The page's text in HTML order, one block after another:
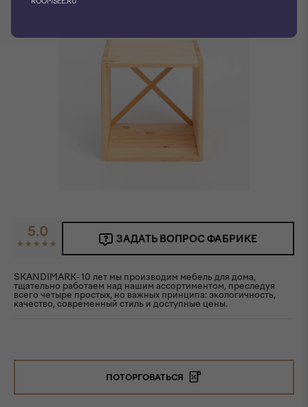
5.0 ЗАДАТЬ ВОПРОС ФАБРИКЕ
SKANDIMARK- 10 лет мы производим мебель для дома,
тщательно работаем над нашим ассортиментом, преследуя
всего четыре простых, но важных принципа: экологичность,
качество, современный стиль и доступные цены.
ПОТОРГОВАТЬСЯ